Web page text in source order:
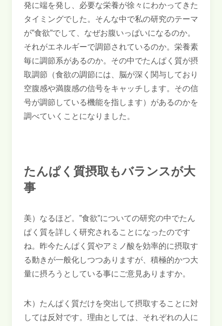
発に端を発し、必要な栄養が徐々にわかってきた
タイミングでした。そんな中で私の研究のテーマ
が”食欲”でして、なぜお腹いっぱいになるのか。
それがエネルギーで調節されているのか。栄養素
毎に調節系があるのか。その中でたんぱく質が摂
取調節（食欲の調節には、脳が深く関与しており
空腹感や満腹感の信号をキャッチします。その信
号が調節している機能を指します）があるのかを
調べていくことになりました。
たんぱく質摂取もバランスが大
事
美）なるほど。”食欲”についての研究の中でたん
ぱく質を詳しく研究されることになったのです
ね。昨今たんぱく質やアミノ酸を効率的に摂取す
る動きが一般化しつつありますが、積極的かつ大
量に摂ろうとしている事にご意見ありますか。
木）たんぱく質だけを突出して摂取することに対
しては反対です。理由としては、それぞれの人に